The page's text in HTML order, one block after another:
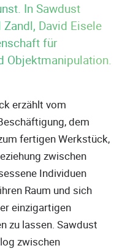
In Sawdust
David Eisele
für
Objektmanipulation.
erzählt vom
dem
fertigen Werkstück,
zwischen
Individuen
Raum und sich
einzigartigen
zu lassen. Sawdust
zwischen